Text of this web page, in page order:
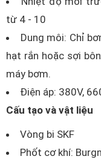
từ 4 - 10
Dung môi: Chỉ
hạt rắn hoặc sợi
máy bơm.
Điện áp: 380V,
Cấu tạo và vật liệu
Vòng bi SKF
Phốt cơ khí: